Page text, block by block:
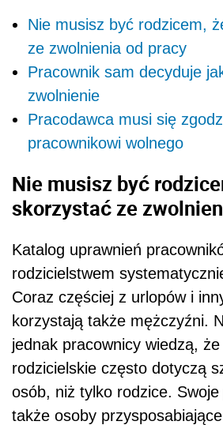
Nie musisz być rodzicem,
ze zwolnienia od pracy
Pracownik sam decyduje
zwolnienie
Pracodawca musi się
pracownikowi wolnego
Nie musisz być
skorzystać ze
Katalog uprawnień
rodzicielstwem
Coraz częściej z urlopów i
korzystają także mężczyźni.
jednak pracownicy wiedzą,
rodzicielskie często dotyczą
osób, niż tylko rodzice.
także osoby